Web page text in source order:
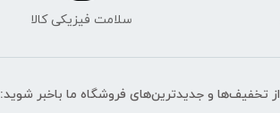
سلامت فیزیکی کالا
از تخفیف‌ها و جدیدترین‌های فروشگاه ما باخبر شوید: